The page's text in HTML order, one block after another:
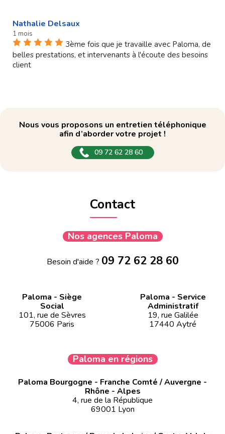
Nathalie Delsaux
1 mois
3ème fois que je travaille avec Paloma, de
belles prestations, et intervenants à l'écoute des besoins
client
Nous vous proposons un entretien téléphonique
afin d’aborder votre projet !
09 72 62 28 60
Contact
Nos agences Paloma
Besoin d'aide ? 09 72 62 28 60
Paloma - Siège
Social
101, rue de Sèvres
75006 Paris
Paloma - Service
Administratif
19, rue Galilée
17440 Aytré
Paloma en régions
Paloma Bourgogne - Franche Comté / Auvergne -
Rhône - Alpes
4, rue de la République
69001 Lyon